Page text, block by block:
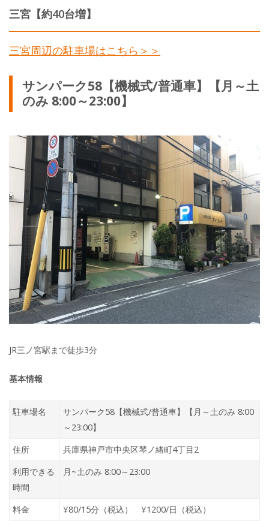
三宮【約40台増】
三宮周辺の駐車場はこちら＞＞
サンパーク58【機械式/普通車】【月～土
のみ 8:00～23:00】
JR三ノ宮駅まで徒歩3分
基本情報
駐車場名
サンパーク58【機械式/普通車】【月～土のみ 8:00
～23:00】
住所
兵庫県神戸市中央区琴ノ緒町4丁目2
利用できる
時間
月~土のみ 8:00～23:00
料金
¥80/15分（税込） ¥1200/日（税込）